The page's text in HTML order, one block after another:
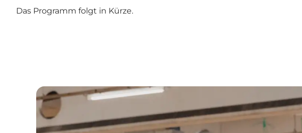
Das Programm folgt in Kürze.